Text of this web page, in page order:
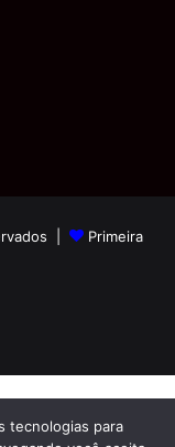
|
Primeira
tecnologias para